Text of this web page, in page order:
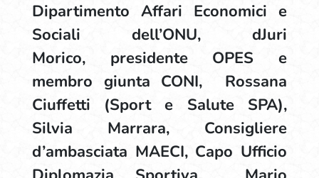
Dipartimento Affari Economici e
Sociali dell’ONU, dJuri
Morico, presidente OPES e
membro giunta CONI, Rossana
Ciuffetti (Sport e Salute SPA),
Silvia Marrara, Consigliere
d’ambasciata MAECI, Capo Ufficio